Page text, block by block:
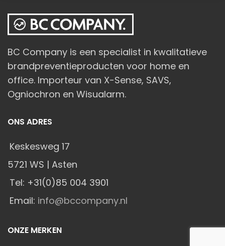
BC Company is een specialist in kwalitatieve
brandpreventieproducten voor home en
office. Importeur van X-Sense, SAVS,
Ogniochron en Wisualarm.
ONS ADRES
Keskesweg 17
5721 WS | Asten
Tel: +31(0)85 004 3901
Email: info@bccompany.nl
ONZE MERKEN